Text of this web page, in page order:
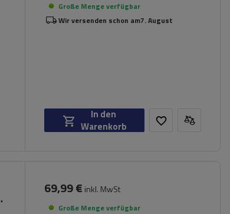
Große Menge verfügbar
Wir versenden schon am7. August
In den
Warenkorb
69,99 € inkl. MwSt
Große Menge verfügbar